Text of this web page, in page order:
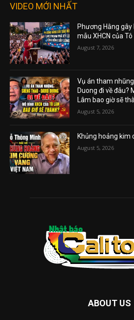
VIDEO MỚI NHẤT
Phương Hằng
mẫu XHCN của
August 7, 2026
Vụ án tham
Duong đi về đâu?
Lâm bao giờ sẽ
August 5, 2026
Khủng hoảng kim
August 5, 2026
ABOUT US